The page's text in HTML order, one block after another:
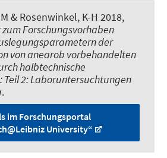
& Rosenwinkel, K-H 2018,
Forschungsvorhaben
der
von anearob vorbehandelten
halbtechnische
Teil 2: Laboruntersuchtungen
.
im Forschungsportal
University“